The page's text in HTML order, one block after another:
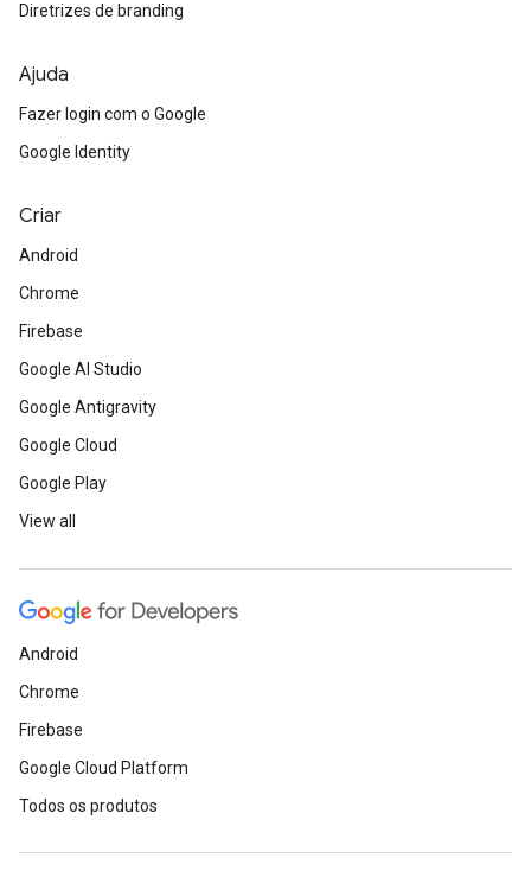
Diretrizes de branding
Ajuda
Fazer login com o Google
Google Identity
Criar
Android
Chrome
Firebase
Google AI Studio
Google Antigravity
Google Cloud
Google Play
View all
Android
Chrome
Firebase
Google Cloud Platform
Todos os produtos